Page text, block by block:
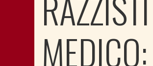
MEDICO: